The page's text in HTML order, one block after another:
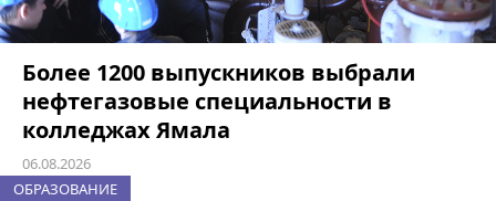
Более 1200 выпускников выбрали
нефтегазовые специальности в
колледжах Ямала
06.08.2026
ОБРАЗОВАНИЕ